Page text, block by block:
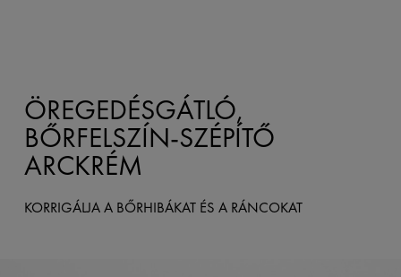
ÖREGEDÉSGÁTLÓ,
BŐRFELSZÍN-SZÉPÍTŐ
ARCKRÉM
KORRIGÁLJA A BŐRHIBÁKAT ÉS A RÁNCOKAT